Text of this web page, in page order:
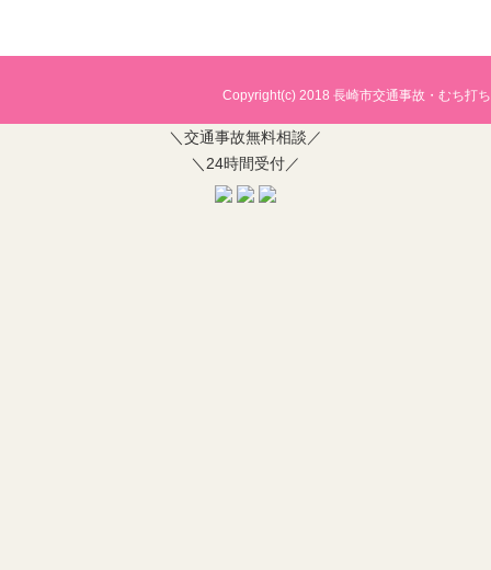
Copyright(c) 2018 長崎市交通事故・むち打
＼交通事故無料相談／
＼24時間受付／